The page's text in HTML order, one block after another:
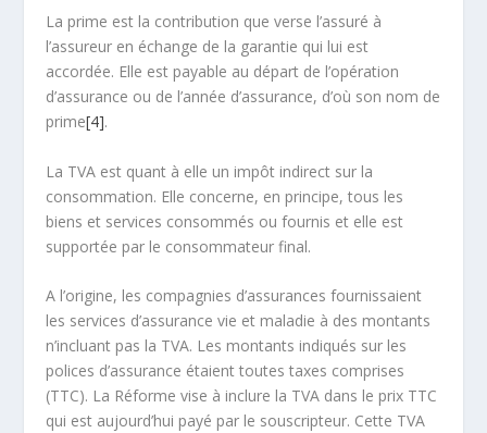
La prime est la contribution que verse l’assuré à
l’assureur en échange de la garantie qui lui est
accordée. Elle est payable au départ de l’opération
d’assurance ou de l’année d’assurance, d’où son nom de
prime[4].
La TVA est quant à elle un impôt indirect sur la
consommation. Elle concerne, en principe, tous les
biens et services consommés ou fournis et elle est
supportée par le consommateur final.
A l’origine, les compagnies d’assurances fournissaient
les services d’assurance vie et maladie à des montants
n’incluant pas la TVA. Les montants indiqués sur les
polices d’assurance étaient toutes taxes comprises
(TTC). La Réforme vise à inclure la TVA dans le prix TTC
qui est aujourd’hui payé par le souscripteur. Cette TVA